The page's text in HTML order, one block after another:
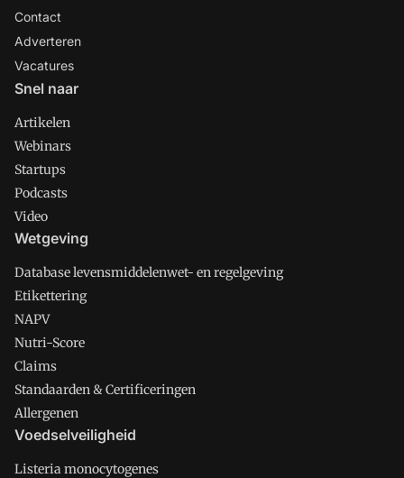
Contact
Adverteren
Vacatures
Snel naar
Artikelen
Webinars
Startups
Podcasts
Video
Wetgeving
Database levensmiddelenwet- en regelgeving
Etikettering
NAPV
Nutri-Score
Claims
Standaarden & Certificeringen
Allergenen
Voedselveiligheid
Listeria monocytogenes